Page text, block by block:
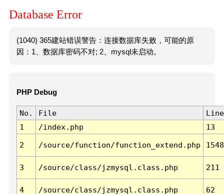
Database Error
(1040) 365建站错误警告：连接数据库失败，可能的原
因：1、数据库密码不对; 2、mysql未启动。
PHP Debug
No. File
Line
1
/index.php 13
2 /source/function/function_extend.php 1548
3 /source/class/jzmysql.class.php 211
4 /source/class/jzmysql.class.php 62